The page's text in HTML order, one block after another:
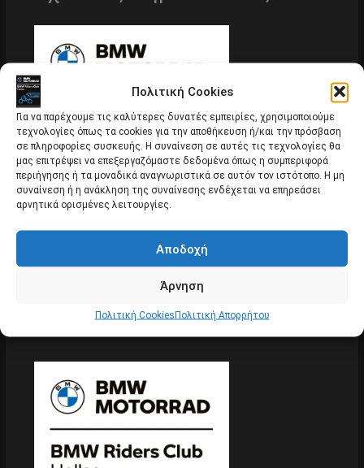
Πολιτική Cookies
Για να παρέχουμε τις καλύτερες δυνατές εμπειρίες, χρησιμοποιούμε
τεχνολογίες όπως τα cookies για την αποθήκευση ή/και την πρόσβαση
σε πληροφορίες συσκευής. Η συναίνεση σε αυτές τις τεχνολογίες θα
μας επιτρέψει να επεξεργαζόμαστε δεδομένα όπως η συμπεριφορά
περιήγησης ή τα μοναδικά αναγνωριστικά σε αυτόν τον ιστότοπο. Η μη
συναίνεση ή η ανάκληση της συναίνεσης ενδέχεται να επηρεάσει
αρνητικά ορισμένες λειτουργίες.
Αποδοχή
Άρνηση
Πολιτική CookiesΠολιτική Απορρήτου
Κυριακή 14/2 επίσκεψη στο αρχαιολογικό